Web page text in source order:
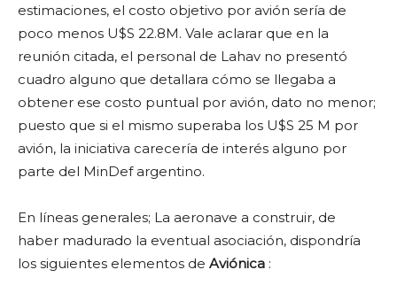
estimaciones, el costo objetivo por avión sería de
poco menos U$S 22.8M. Vale aclarar que en la
reunión citada, el personal de Lahav no presentó
cuadro alguno que detallara cómo se llegaba a
obtener ese costo puntual por avión, dato no menor;
puesto que si el mismo superaba los U$S 25 M por
avión, la iniciativa carecería de interés alguno por
parte del MinDef argentino.
En líneas generales; La aeronave a construir, de
haber madurado la eventual asociación, dispondría
los siguientes elementos de Aviónica :